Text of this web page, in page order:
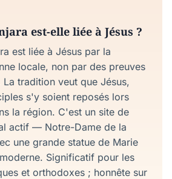
est-elle liée à Jésus ?
est liée à Jésus par la
locale, non par des preuves
tradition veut que Jésus,
s'y soient reposés lors
la région. C'est un site de
actif — Notre-Dame de la
une grande statue de Marie
Significatif pour les
et orthodoxes ; honnête sur